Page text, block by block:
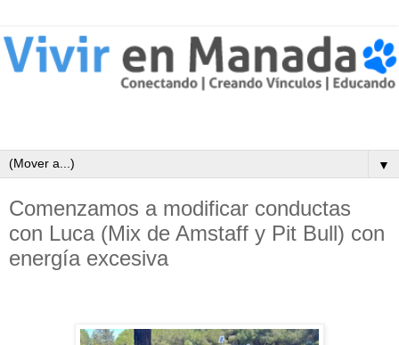
▼
Comenzamos a modificar conductas
con Luca (Mix de Amstaff y Pit Bull) con
energía excesiva